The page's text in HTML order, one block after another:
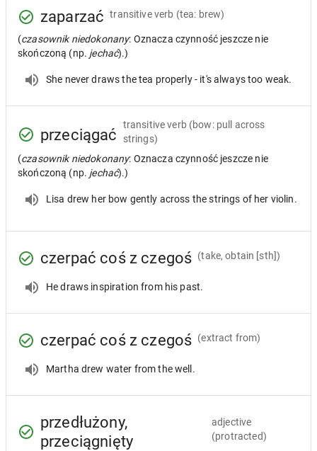
zaparzać transitive verb (tea: brew)
(czasownik niedokonany: Oznacza czynność jeszcze nie
skończoną (np. jechać).)
She never draws the tea properly - it's always too weak.
przeciągać
transitive verb (bow: pull across
strings)
(czasownik niedokonany: Oznacza czynność jeszcze nie
skończoną (np. jechać).)
Lisa drew her bow gently across the strings of her violin.
czerpać coś z czegoś (take, obtain [sth])
He draws inspiration from his past.
czerpać coś z czegoś (extract from)
Martha drew water from the well.
przedłużony,
przeciągnięty
adjective
(protracted)